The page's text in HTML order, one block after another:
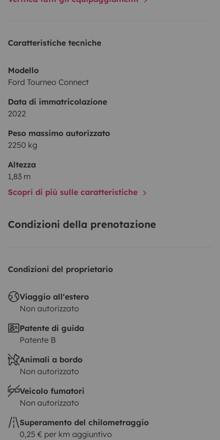
• Weekend al mare o in montagna
• Esperienze outdoor e natura
Il mezzo viene consegnato pulito, controllato e pronto
per partire.
Caratteristiche tecniche
Modello
Ford Tourneo Connect
Data di immatricolazione
2022
Peso massimo autorizzato
2250 kg
Altezza
1,83 m
Scopri di più sulle caratteristiche
Condizioni della prenotazione
Condizioni del proprietario
Viaggio all'estero
Non autorizzato
Patente di guida
Patente B
Animali a bordo
Non autorizzato
Veicolo fumatori
Non autorizzato
Superamento del chilometraggio
0,25 € per km aggiuntivo